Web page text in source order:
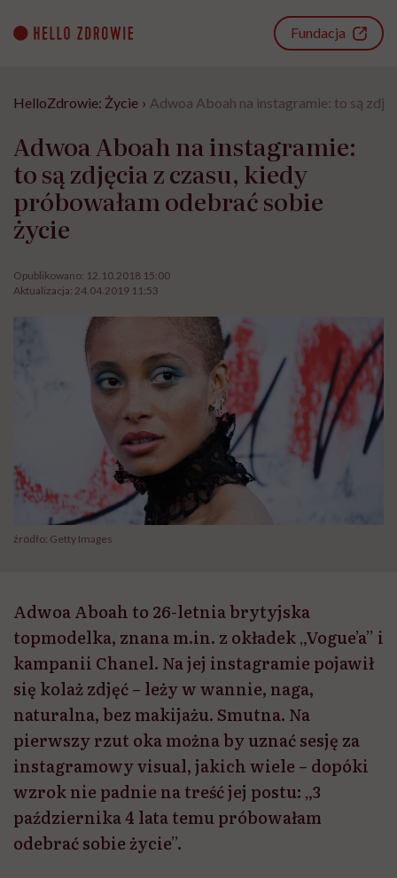
content
Fundacja
HelloZdrowie: Życie › Adwoa Aboah na instagramie: to są
Adwoa Aboah na instagramie:
to są zdjęcia z czasu, kiedy
próbowałam odebrać sobie
życie
Opublikowano: 12.10.2018 15:00
Aktualizacja: 24.04.2019 11:53
źródło: Getty Images
Adwoa Aboah to 26-letnia brytyjska
topmodelka, znana m.in. z okładek „Vogue’a” i
kampanii Chanel. Na jej instagramie pojawił
się kolaż zdjęć – leży w wannie, naga,
naturalna, bez makijażu. Smutna. Na
pierwszy rzut oka można by uznać sesję za
instagramowy visual, jakich wiele – dopóki
wzrok nie padnie na treść jej postu: „3
października 4 lata temu próbowałam
odebrać sobie życie”.